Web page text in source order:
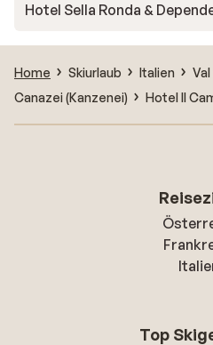
Hotel Sella Ronda &
Home Skiurlaub Italien
Canazei (Kanzenei)
Hotel Il
Top